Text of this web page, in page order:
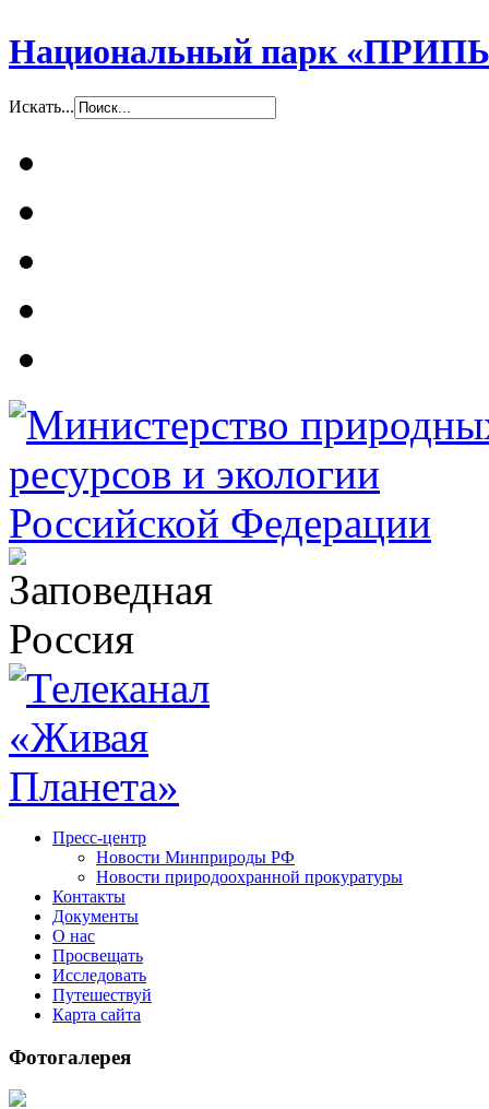
Национальный парк
Искать...
Пресс-центр
Новости Минприроды РФ
Новости природоохранной прокуратуры
Контакты
Документы
О нас
Просвещать
Исследовать
Путешествуй
Карта сайта
Фотогалерея